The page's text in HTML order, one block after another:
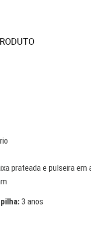
prateada e pulseira em
3 anos